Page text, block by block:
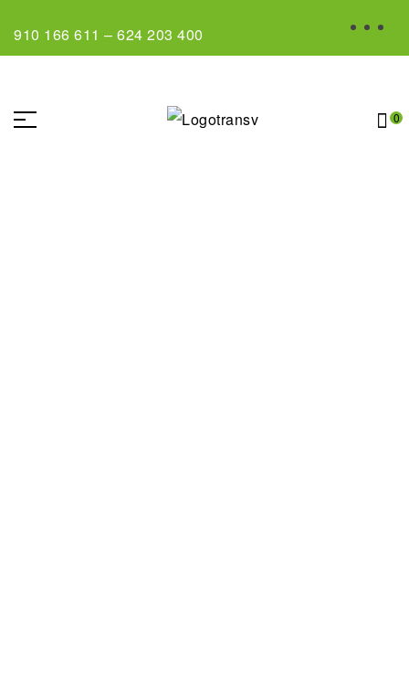
910 166 611 – 624 203 400
0